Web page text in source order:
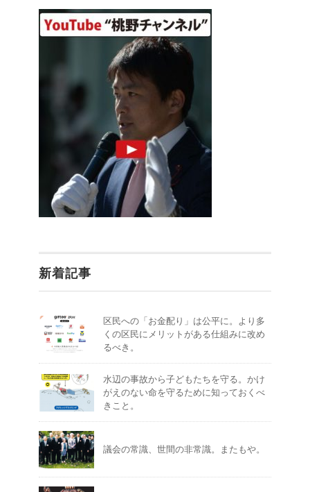
新着記事
区民への「お金配り」は公平に。より多
くの区民にメリットがある仕組みに改め
るべき。
水辺の事故から子どもたちを守る。かけ
がえのない命を守るために知っておくべ
きこと。
議会の常識、世間の非常識。またもや。